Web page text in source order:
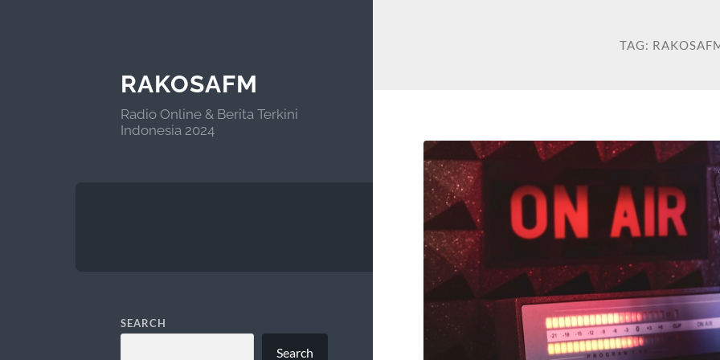
RAKOSAFM
Radio Online & Berita Terkini
Indonesia 2024
SEARCH
Search
TAG: